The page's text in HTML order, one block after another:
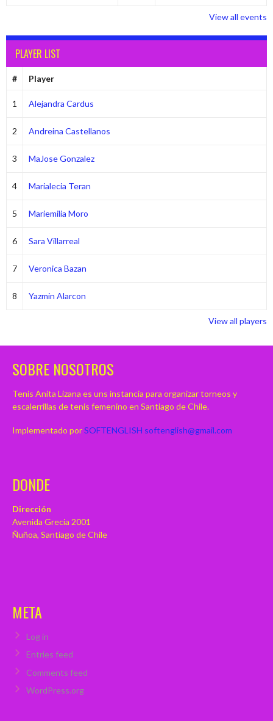
View all events
PLAYER LIST
# Player
1 Alejandra Cardus
2 Andreina Castellanos
3 MaJose Gonzalez
4 Marialecia Teran
5 Mariemilia Moro
6 Sara Villarreal
7 Veronica Bazan
8 Yazmin Alarcon
View all players
SOBRE NOSOTROS
Tenis Anita Lizana es uns instancia para organizar torneos y
escalerrillas de tenis femenino en Santiago de Chile.
Implementado porSOFTENGLISH softenglish@gmail.com
DONDE
Dirección
Avenida Grecia 2001
Ñuñoa, Santiago de Chile
META
Log in
Entries feed
Comments feed
WordPress.org